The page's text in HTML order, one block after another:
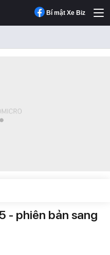
Bí mật Xe Biz
- phiên bản sang